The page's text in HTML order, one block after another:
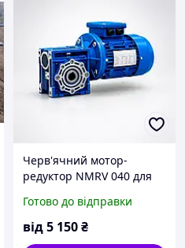
Черв'ячний мотор-
редуктор NMRV 040 для
обладнання
Готово до відправки
від5 150₴